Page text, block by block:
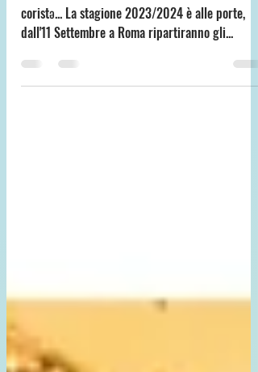
Intervista con il corista (IV)
Continuiamo con la conoscenza dei nostri
coristə... La stagione 2023/2024 è alle porte,
dall'11 Settembre a Roma ripartiranno gli...